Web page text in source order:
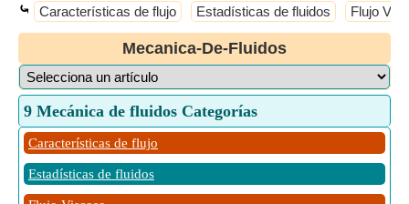
⤿ Características de flujo Estadísticas de fluidos Flujo
Mecanica-De-Fluidos
9 Mecánica de fluidos Categorías
Características de flujo
Estadísticas de fluidos